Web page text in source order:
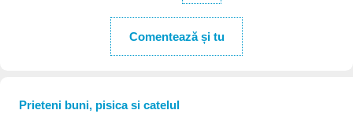
Comentează și tu
Prieteni buni, pisica si catelul